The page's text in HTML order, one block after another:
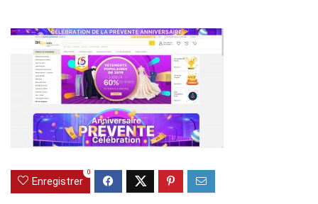
Enregistrer
0